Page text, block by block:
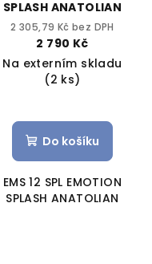
SPLASH ANATOLIAN
2 305,79 Kč bez DPH
2 790 Kč
Na externím skladu
(2 ks)
Do košíku
EMS 12 SPL EMOTION
SPLASH ANATOLIAN